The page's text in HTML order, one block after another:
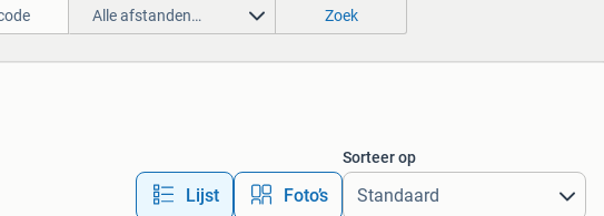
Alle afstanden… Zoek
Lijst Foto’s
Sorteer op